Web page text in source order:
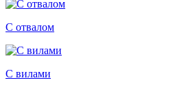
С отвалом
С вилами